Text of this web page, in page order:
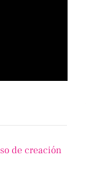
de creación